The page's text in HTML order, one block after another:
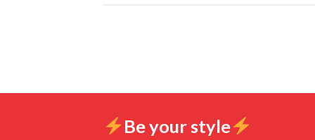
Be your style